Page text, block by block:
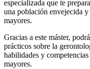
especializada que te
una población envejecida
mayores.
Gracias a este máster,
prácticos sobre la
habilidades y
mayores.